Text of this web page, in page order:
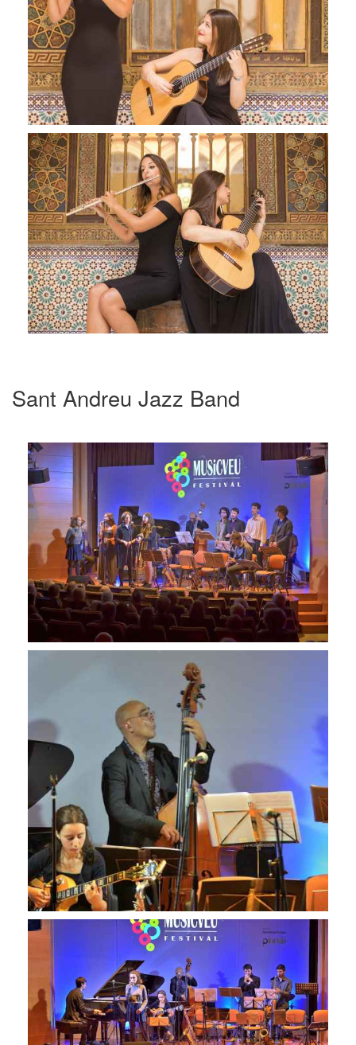
Sant Andreu Jazz Band